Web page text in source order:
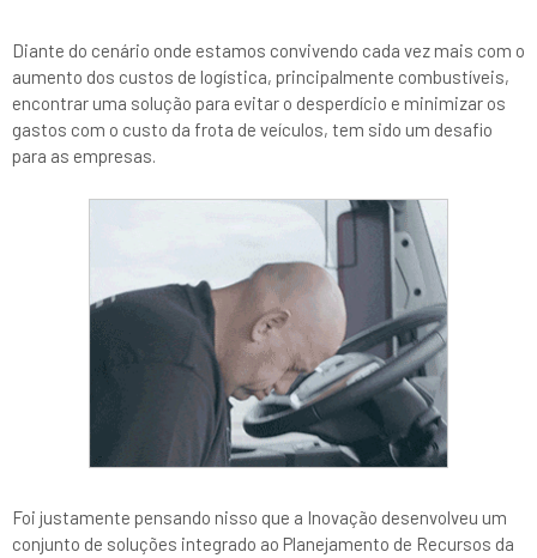
Diante do cenário onde estamos convivendo cada vez mais com o
aumento dos custos de logística, principalmente combustíveis,
encontrar uma solução para evitar o desperdício e minimizar os
gastos com o custo da frota de veículos, tem sido um desafio
para as empresas.
Foi justamente pensando nisso que a Inovação desenvolveu um
conjunto de soluções integrado ao Planejamento de Recursos da